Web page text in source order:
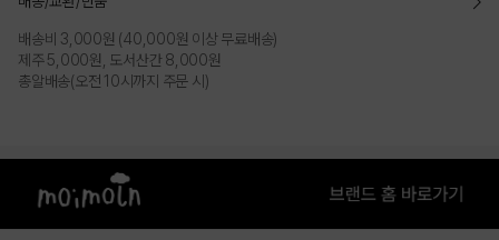
배송비 3,000원 (40,000원 이상 무료배송)
제주 5,000원, 도서산간 8,000원
총알배송(오전 10시까지 주문 시)